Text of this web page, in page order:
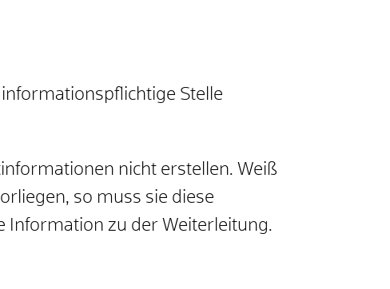
Stelle
nicht erstellen. Weiß
so muss sie diese
Information zu der Weiterleitung.